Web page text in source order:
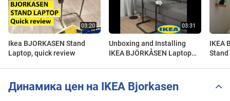
Ikea BJORKASEN Stand
Laptop, quick review
Unboxing and Installing
IKEA BJÖRKÅSEN Laptop
IKEA
Динамика цен на IKEA Bjorkasen